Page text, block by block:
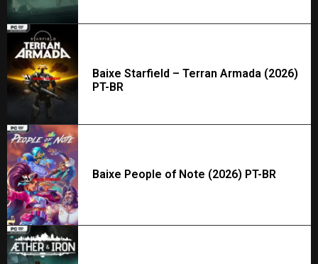
Baixe Starfield – Terran Armada (2026)
PT-BR
Baixe People of Note (2026) PT-BR